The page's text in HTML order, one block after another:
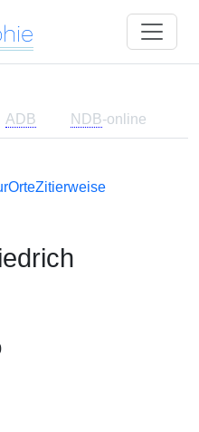
ADB NDB-online
OrteZitierweise